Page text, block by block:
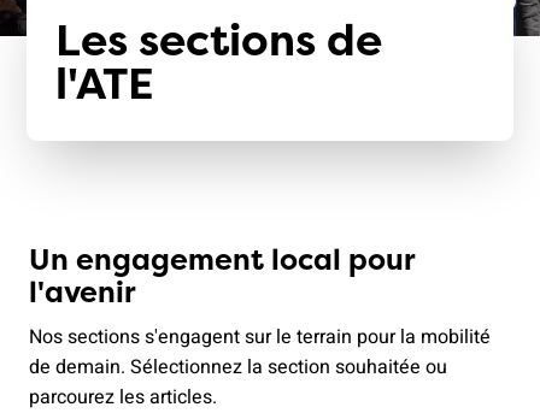
Les sections de
l'ATE
Un engagement local pour
l'avenir
Nos sections s'engagent sur le terrain pour la mobilité
de demain. Sélectionnez la section souhaitée ou
parcourez les articles.